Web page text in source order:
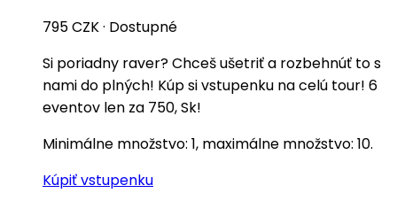
795 CZK· Dostupné
Si poriadny raver? Chceš ušetriť a rozbehnúť to s
nami do plných! Kúp si vstupenku na celú tour! 6
eventov len za 750, Sk!
Minimálne množstvo: 1, maximálne množstvo: 10.
Kúpiť vstupenku